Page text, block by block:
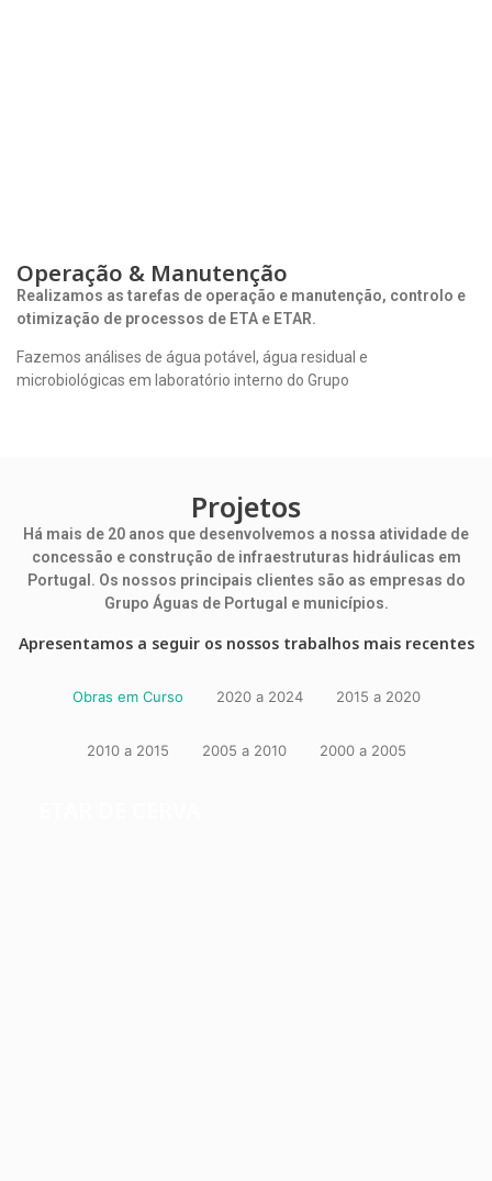
Operação & Manutenção
Realizamos as tarefas de operação e manutenção, controlo e
otimização de processos de ETA e ETAR.
Fazemos análises de água potável, água residual e
microbiológicas em laboratório interno do Grupo
Projetos
Há mais de 20 anos que desenvolvemos a nossa atividade de
concessão e construção de infraestruturas hidráulicas em
Portugal. Os nossos principais clientes são as empresas do
Grupo Águas de Portugal e municípios.
Apresentamos a seguir os nossos trabalhos mais recentes
Obras em Curso 2020 a 2024 2015 a 2020
2010 a 2015 2005 a 2010 2000 a 2005